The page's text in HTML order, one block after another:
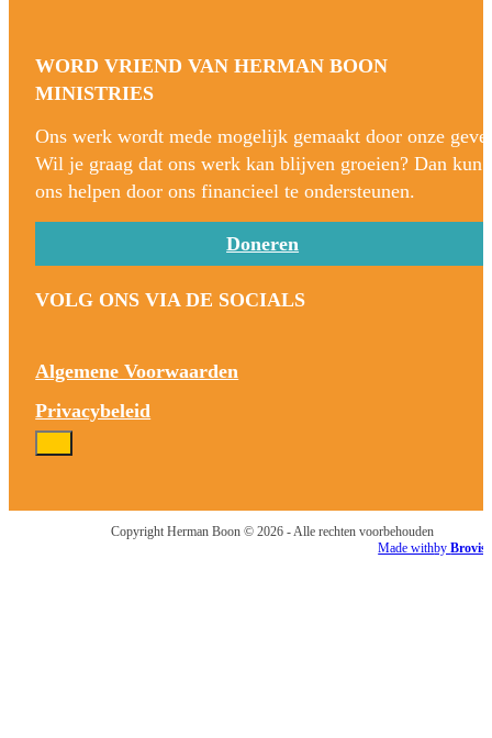
WORD VRIEND VAN HERMAN BOON
MINISTRIES
Ons werk wordt mede mogelijk gemaakt door onze
Wil je graag dat ons werk kan blijven groeien? Dan kun
ons helpen door ons financieel te ondersteunen.
Doneren
VOLG ONS VIA DE SOCIALS
Algemene Voorwaarden
Privacybeleid
Copyright Herman Boon © 2026 - Alle rechten voorbehouden
Made withby